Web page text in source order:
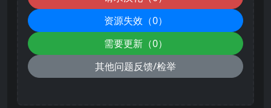
资源失效（0）
需要更新（0）
其他问题反馈/检举